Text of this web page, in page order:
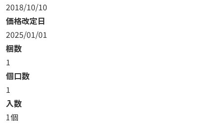
2018/10/10
価格改定日
2025/01/01
梱数
1
個口数
1
入数
1個